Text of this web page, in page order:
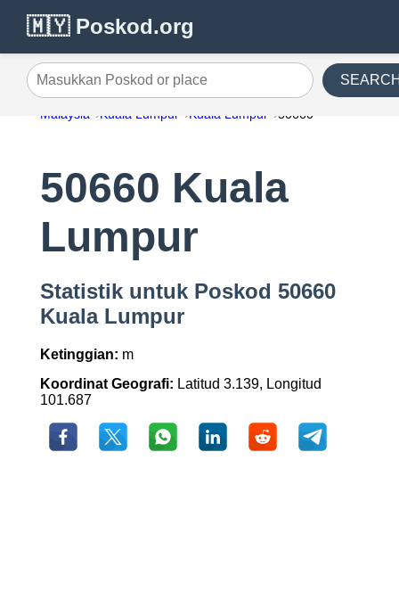
🇲🇾 Poskod.org
Masukkan Poskod or place
Malaysia Kuala Lumpur Kuala Lumpur 50660
50660 Kuala
Lumpur
Statistik untuk Poskod 50660
Kuala Lumpur
Ketinggian: m
Koordinat Geografi: Latitud 3.139, Longitud
101.687